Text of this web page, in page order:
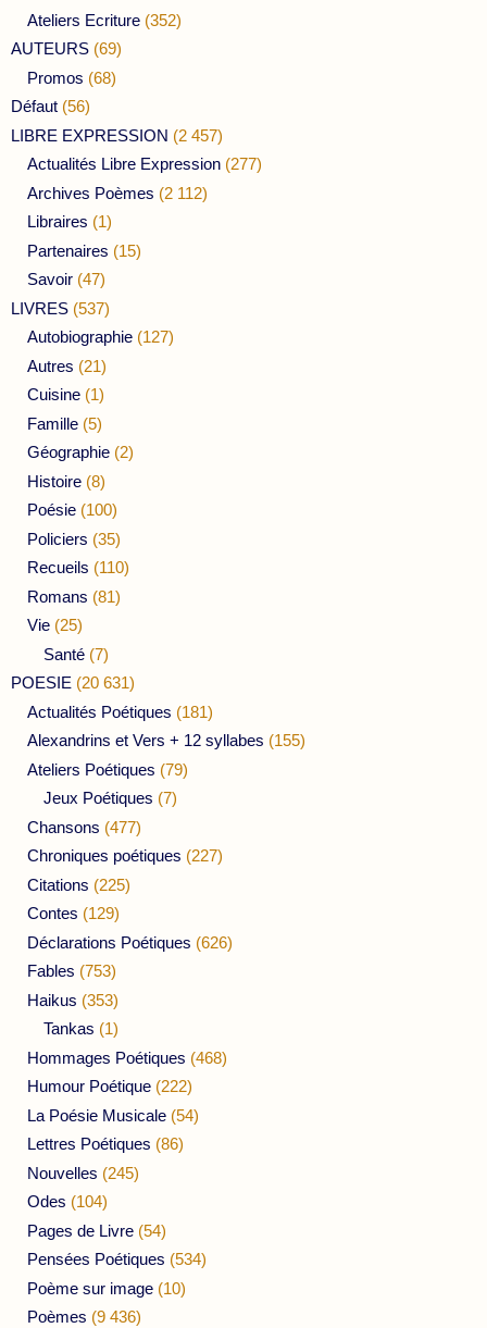
Ateliers Ecriture (352)
AUTEURS (69)
Promos (68)
Défaut (56)
LIBRE EXPRESSION (2 457)
Actualités Libre Expression (277)
Archives Poèmes (2 112)
Libraires (1)
Partenaires (15)
Savoir (47)
LIVRES (537)
Autobiographie (127)
Autres (21)
Cuisine (1)
Famille (5)
Géographie (2)
Histoire (8)
Poésie (100)
Policiers (35)
Recueils (110)
Romans (81)
Vie (25)
Santé (7)
POESIE (20 631)
Actualités Poétiques (181)
Alexandrins et Vers + 12 syllabes (155)
Ateliers Poétiques (79)
Jeux Poétiques (7)
Chansons (477)
Chroniques poétiques (227)
Citations (225)
Contes (129)
Déclarations Poétiques (626)
Fables (753)
Haikus (353)
Tankas (1)
Hommages Poétiques (468)
Humour Poétique (222)
La Poésie Musicale (54)
Lettres Poétiques (86)
Nouvelles (245)
Odes (104)
Pages de Livre (54)
Pensées Poétiques (534)
Poème sur image (10)
Poèmes (9 436)